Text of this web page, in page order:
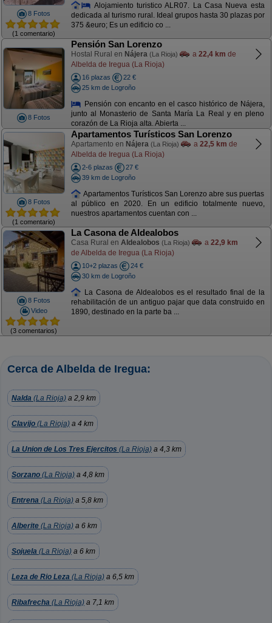
8 Fotos
(1 comentario)
Alojamiento turistico ALR07. La Casa Nueva esta
dedicada al turismo rural. Ideal grupos hasta 30 plazas por
375 &euro; Es un edificio co ...
8 Fotos
Pensión San Lorenzo
Hostal Rural en Nájera (La Rioja) a 22,4 km de
Albelda de Iregua (La Rioja)
16 plazas
22 €
25 km de Logroño
Pensión con encanto en el casco histórico de Nájera,
junto al Monasterio de Santa María La Real y en pleno
corazón de La Rioja alta. Abierta ...
8 Fotos
(1 comentario)
Apartamentos Turísticos San Lorenzo
Apartamento en Nájera (La Rioja) a 22,5 km de
Albelda de Iregua (La Rioja)
2-6 plazas
27 €
39 km de Logroño
Apartamentos Turísticos San Lorenzo abre sus puertas
al público en 2020. En un edificio totalmente nuevo,
nuestros apartamentos cuentan con ...
8 Fotos
Video
(3 comentarios)
La Casona de Aldealobos
Casa Rural en Aldealobos (La Rioja) a 22,9 km
de Albelda de Iregua (La Rioja)
10+2 plazas
24 €
30 km de Logroño
La Casona de Aldealobos es el resultado final de la
rehabilitación de un antiguo pajar que data construido en
1890, destinado en la parte ba ...
Cerca de Albelda de Iregua:
Nalda (La Rioja) a 2,9 km
Clavijo (La Rioja) a 4 km
La Union de Los Tres Ejercitos (La Rioja) a 4,3 km
Sorzano (La Rioja) a 4,8 km
Entrena (La Rioja) a 5,8 km
Alberite (La Rioja) a 6 km
Sojuela (La Rioja) a 6 km
Leza de Rio Leza (La Rioja) a 6,5 km
Ribafrecha (La Rioja) a 7,1 km